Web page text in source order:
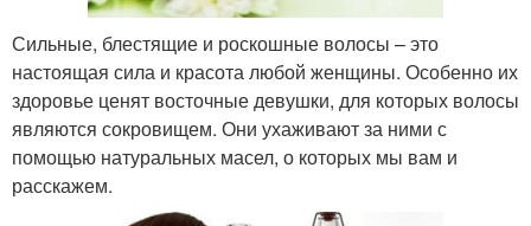
Сильные, блестящие и роскошные волосы – это
настоящая сила и красота любой женщины. Особенно их
здоровье ценят восточные девушки, для которых волосы
являются сокровищем. Они ухаживают за ними с
помощью натуральных масел, о которых мы вам и
расскажем.